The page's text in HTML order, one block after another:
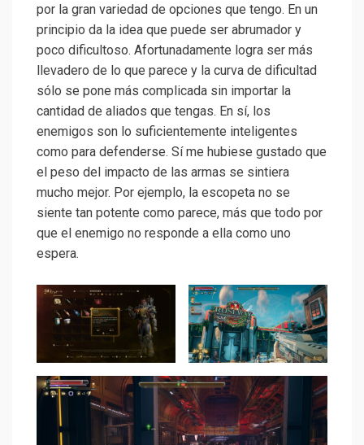
por la gran variedad de opciones que tengo. En un
principio da la idea que puede ser abrumador y
poco dificultoso. Afortunadamente logra ser más
llevadero de lo que parece y la curva de dificultad
sólo se pone más complicada sin importar la
cantidad de aliados que tengas. En sí, los
enemigos son lo suficientemente inteligentes
como para defenderse. Sí me hubiese gustado que
el peso del impacto de las armas se sintiera
mucho mejor. Por ejemplo, la escopeta no se
siente tan potente como parece, más que todo por
que el enemigo no responde a ella como uno
espera.